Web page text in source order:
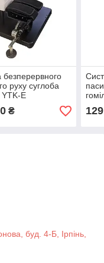
руху суглоба
YTK-E
₴
буд. 4-Б, Ірпінь,